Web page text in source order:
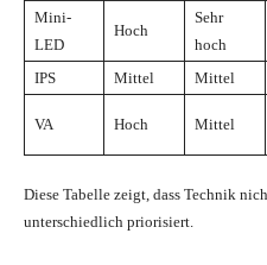
Mini-
LED
Hoch
Sehr
hoch
IPS
Mittel Mittel
VA Hoch Mittel
Diese Tabelle zeigt, dass Technik
unterschiedlich priorisiert.